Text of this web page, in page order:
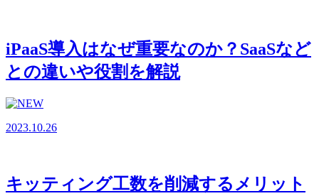
iPaaS導入はなぜ重要なのか？SaaSなど
との違いや役割を解説
2023.10.26
キッティング工数を削減するメリット